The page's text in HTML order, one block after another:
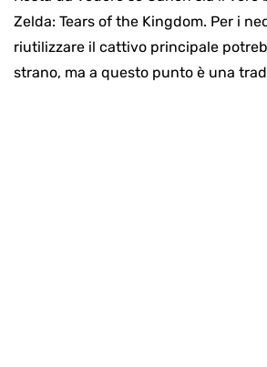
Zelda: Tears of the Kingdom. Per i
riutilizzare il cattivo principale
strano, ma a questo punto è una